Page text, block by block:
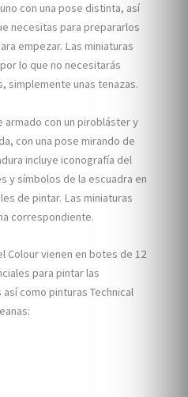
con una pose distinta, así
necesitas para prepararlos
empezar. Las miniaturas
lo que no necesitarás
simplemente unas tenazas.
armado con un pirobláster y
con una pose mirando de
incluye iconografía del
y símbolos de la escuadra en
de pintar. Las miniaturas
correspondiente.
Colour vienen en botes de 12
para pintar las
como pinturas Technical